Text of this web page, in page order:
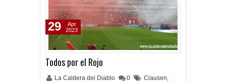
Todos por el Rojo
La Caldera del Diablo 0 Clausen,
29
Apr
2023